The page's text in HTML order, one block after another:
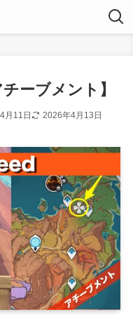
ーブメント】
月11日 2026年4月13日